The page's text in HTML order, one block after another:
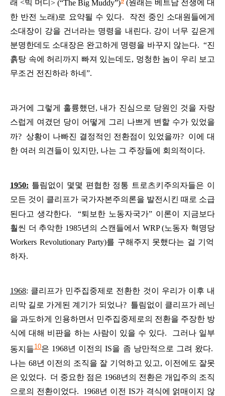
래 <빅 머디 > (“The Big Muddy”) (원래는 베트남 전쟁에 대
한 반전 노래)로 요약될 수 있다. 작전 중인 소대원들에게
소대장이
강을 건너라는 명령을 내린다. 강이 너무 깊은게
분명한데도 소대장은 완고하게 명령을 바꾸지 않는다. “진
흙탕 속에 허리까지 빠져 있는데도, 멍청한 놈이 우리
보고
무조건 전진하라 하네 ”.
과거에 그렇게 훌륭했던 , 내가 진심으로 당원인 것을 자랑
스럽게
여겼던 당이 어떻게 그리 나쁘게 변할 수가 있었을
까? 상황이 나빠진 결정적인 전환점이 있었을까? 이에 대
한 여러 의견들이 있지만, 나는 그 주장들에 회의적이다.
1950: 틀림없이 몇몇 편협한 정통 트로츠키주의자들은 이
모든 것이 클리프가 국가자본주의론을 발전시킨 때로 소급
된다고 생각한다. “퇴보한 노동자국가” 이론이
지금보다
훨씬 더 추악한 1985년의 스캔들에서 WRP (노동자 혁명당
Workers Revolutionary Party)를 구해주지 못했다는 걸 기억
하자.
1968: 클리프가 민주집중제로 전환한 것이 우리가 이후 내
리막 길로 가게된 계기가 되었나? 틀림없이 클리프가 레닌
을 과도하게 인용하면서 민주집중제로의 전환을 주장한 방
식에
대해 비판을 하는 사람이 있을 수 있다. 그러나 일부
동지들10은 1968년 이전의 IS을 좀 낭만적으로 그려 왔다.
나는 68년 이전의 조직을 잘 기억하고 있고, 이전에도 잘못
은 있었다. 더 중요한 점은 1968년의 전환은 개입주의 조직
으로의 전환이었다. 1968년 이전 IS가 격식에 얽매이지
않